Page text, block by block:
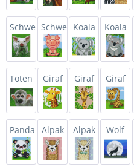
Schwe Schwe Koala Koala
Toten Giraf Giraf Giraf
Panda Alpak Alpak Wolf